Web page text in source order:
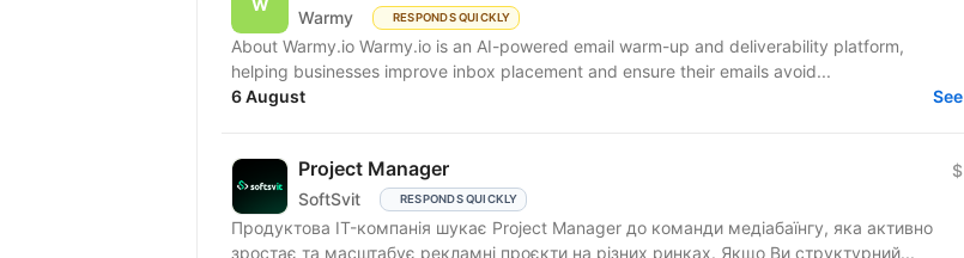
Warmy RESPONDS QUICKLY
About Warmy.io Warmy.io is an AI-powered email warm-up and deliverability platform,
helping businesses improve inbox placement and ensure their emails avoid...
6 August
See
Project Manager
SoftSvit RESPONDS QUICKLY
$
Продуктова IT-компанія шукає Project Manager до команди медіабаїнгу, яка активно
зростає та масштабує рекламні проєкти на різних ринках. Якщо Ви структурний...